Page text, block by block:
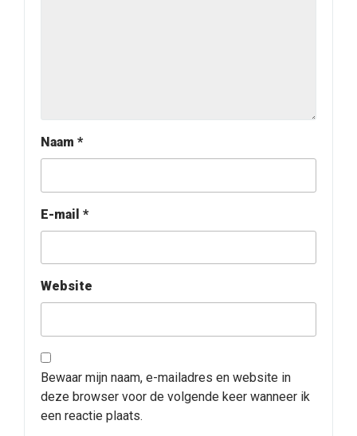
Naam *
E-mail *
Website
Bewaar mijn naam, e-mailadres en website in
deze browser voor de volgende keer wanneer ik
een reactie plaats.